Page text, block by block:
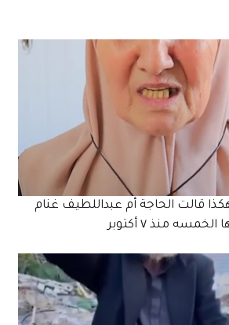
قالت الحاجة أم عبداللطيف غنام
الخمسه منذ ٧ أكتوبر